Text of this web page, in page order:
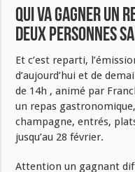
Qui va gagner un
deux personnes
Et c’est reparti,
d’aujourd’hui et de
de 14h , animé par
un repas
champagne, entrés,
jusqu’au 28 février.
Attention un gagnant